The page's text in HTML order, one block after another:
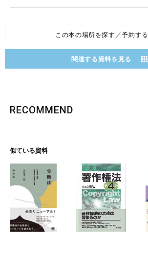
この本の場所を探す／予約する
関連する資料を見る
RECOMMEND
似ている資料